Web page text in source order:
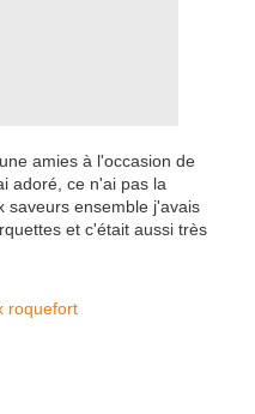
amies à l'occasion de
adoré, ce n'ai pas la
saveurs ensemble j'avais
et c'était aussi très